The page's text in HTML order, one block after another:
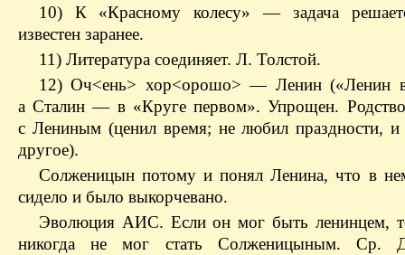
10) К «Красному колесу» — задача
известен заранее.
11) Литература соединяет. Л. Толстой.
12) Оч<ень> хор<орошо> — Ленин («Ленин
а Сталин — в «Круге первом». Упрощен.
с Лениным (ценил время; не любил праздности,
другое).
Солженицын потому и понял Ленина, что в
сидело и было выкорчевано.
Эволюция АИС. Если он мог быть ленинцем,
никогда не мог стать Солженицыным. Ср.